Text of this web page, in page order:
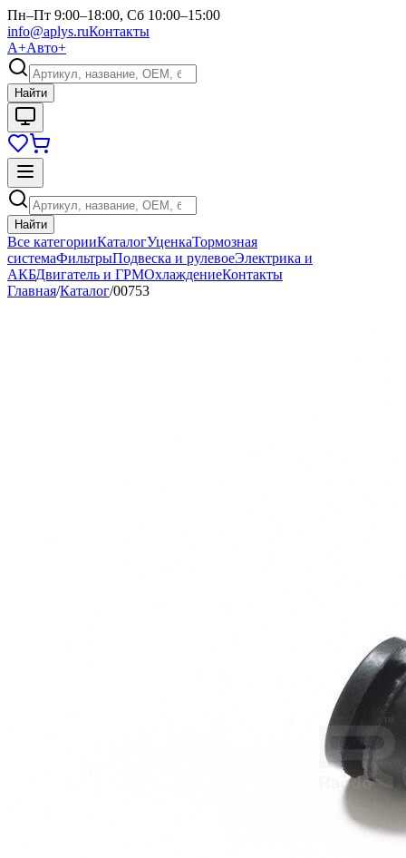
Пн–Пт 9:00–18:00, Сб 10:00–15:00
info@aplys.ruКонтакты
А+Авто+
Найти
Найти
Все категорииКаталогУценкаТормозная
системаФильтрыПодвеска и рулевоеЭлектрика и
АКБДвигатель и ГРМОхлаждениеКонтакты
Главная/Каталог/00753